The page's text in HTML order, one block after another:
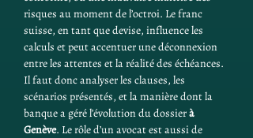
risques au moment de l’octroi. Le franc
suisse, en tant que devise, influence les
calculs et peut accentuer une déconnexion
entre les attentes et la réalité des échéances.
Il faut donc analyser les clauses, les
scénarios présentés, et la manière dont la
banque a géré l’évolution du dossier à
Genève. Le rôle d’un avocat est aussi de